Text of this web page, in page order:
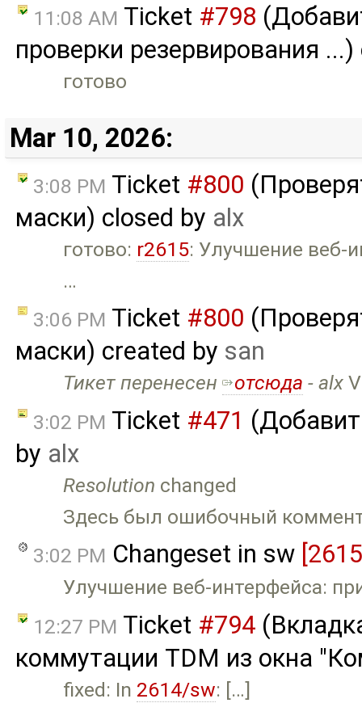
11:08 AM Ticket #798
проверки резервирования
готово
Mar 10, 2026:
3:08 PM Ticket #800
маски) closed by alx
готово: r2615: Улучшение веб-
…
3:06 PM Ticket #800
маски) created by san
Тикет перенесен отсюда - alx
3:02 PM Ticket #471
by alx
Resolution changed
Здесь был ошибочный
3:02 PM Changeset in sw
Улучшение веб-интерфейса:
12:27 PM Ticket #794
коммутации TDM из окна
fixed: In 2614/sw: […]